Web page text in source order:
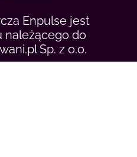
Enpulse jest
należącego do
Sp. z o.o.